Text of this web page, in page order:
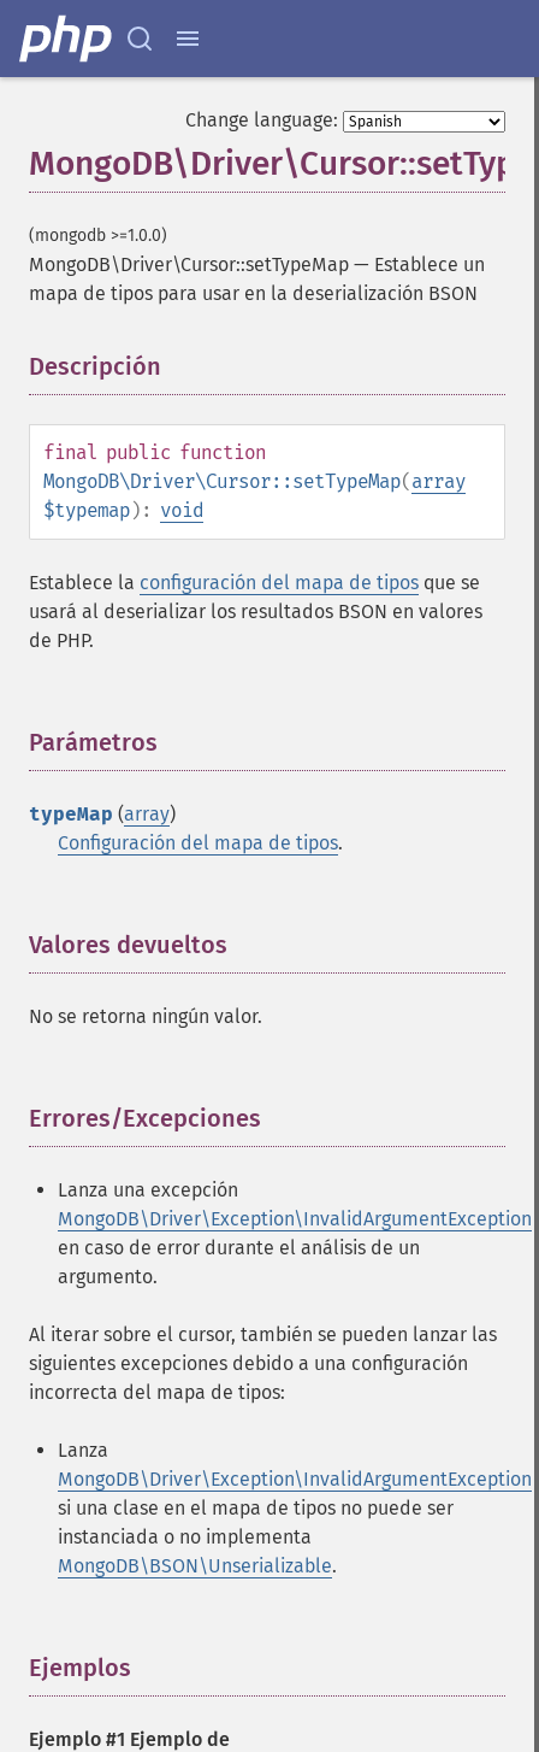
Change language:
(mongodb >=1.0.0)
MongoDB\Driver\Cursor::setTypeMap — Establece un
mapa de tipos para usar en la deserialización BSON
Descripción
final public function
MongoDB\Driver\Cursor::setTypeMap(array
$typemap): void
Establece la configuración del mapa de tipos que se
usará al deserializar los resultados BSON en valores
de PHP.
Parámetros
typeMap (array)
Configuración del mapa de tipos.
Valores devueltos
No se retorna ningún valor.
Errores/Excepciones
Lanza una excepción
MongoDB\Driver\Exception\InvalidArgumentException
en caso de error durante el análisis de un
argumento.
Al iterar sobre el cursor, también se pueden lanzar las
siguientes excepciones debido a una configuración
incorrecta del mapa de tipos:
Lanza
MongoDB\Driver\Exception\InvalidArgumentException
si una clase en el mapa de tipos no puede ser
instanciada o no implementa
MongoDB\BSON\Unserializable.
Ejemplos
Ejemplo #1 Ejemplo de